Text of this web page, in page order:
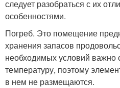
следует разобраться с их
особенностями.
Погреб. Это помещение
хранения запасов
необходимых условий важно
температуру, поэтому
в нем не размещаются.